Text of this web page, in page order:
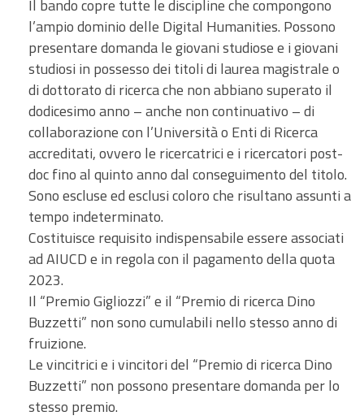
Il bando copre tutte le discipline che compongono
l’ampio dominio delle Digital Humanities. Possono
presentare domanda le giovani studiose e i giovani
studiosi in possesso dei titoli di laurea magistrale o
di dottorato di ricerca che non abbiano superato il
dodicesimo anno – anche non continuativo – di
collaborazione con l’Università o Enti di Ricerca
accreditati, ovvero le ricercatrici e i ricercatori post-
doc fino al quinto anno dal conseguimento del titolo.
Sono escluse ed esclusi coloro che risultano assunti a
tempo indeterminato.
Costituisce requisito indispensabile essere associati
ad AIUCD e in regola con il pagamento della quota
2023.
Il “Premio Gigliozzi” e il “Premio di ricerca Dino
Buzzetti” non sono cumulabili nello stesso anno di
fruizione.
Le vincitrici e i vincitori del “Premio di ricerca Dino
Buzzetti” non possono presentare domanda per lo
stesso premio.